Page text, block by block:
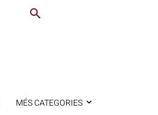
MÉS CATEGORIES